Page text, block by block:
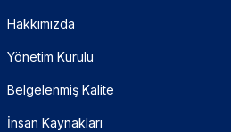
Hakkımızda
Yönetim Kurulu
Belgelenmiş Kalite
İnsan Kaynakları